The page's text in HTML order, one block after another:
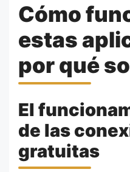
Cómo
estas
por qué
El
de las
gratuitas